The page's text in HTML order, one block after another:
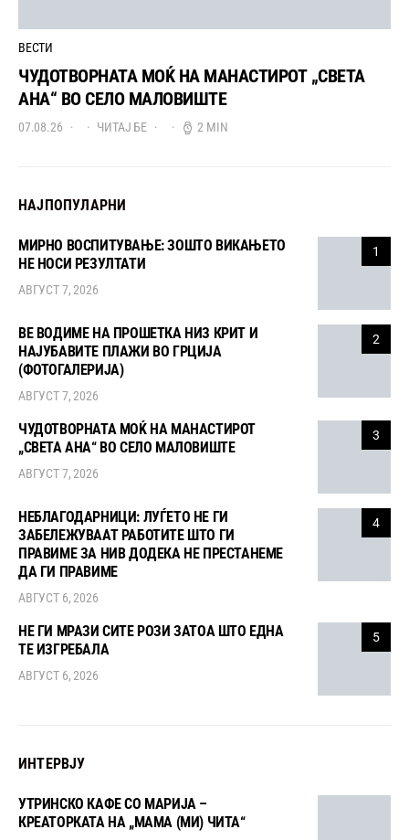
ВЕСТИ
ЧУДОТВОРНАТА МОЌ НА МАНАСТИРОТ „СВЕТА
АНА“ ВО СЕЛО МАЛОВИШТЕ
07.08.26 ЧИТАЈ БЕ 2 MIN
НАЈПОПУЛАРНИ
1
МИРНО ВОСПИТУВАЊЕ: ЗОШТО ВИКАЊЕТО
НЕ НОСИ РЕЗУЛТАТИ
АВГУСТ 7, 2026
2
ВЕ ВОДИМЕ НА ПРОШЕТКА НИЗ КРИТ И
НАЈУБАВИТЕ ПЛАЖИ ВО ГРЦИЈА
(ФОТОГАЛЕРИЈА)
АВГУСТ 7, 2026
3
ЧУДОТВОРНАТА МОЌ НА МАНАСТИРОТ
„СВЕТА АНА“ ВО СЕЛО МАЛОВИШТЕ
АВГУСТ 7, 2026
4
НЕБЛАГОДАРНИЦИ: ЛУЃЕТО НЕ ГИ
ЗАБЕЛЕЖУВААТ РАБОТИТЕ ШТО ГИ
ПРАВИМЕ ЗА НИВ ДОДЕКА НЕ ПРЕСТАНЕМЕ
ДА ГИ ПРАВИМЕ
АВГУСТ 6, 2026
5
НЕ ГИ МРАЗИ СИТЕ РОЗИ ЗАТОА ШТО ЕДНА
ТЕ ИЗГРЕБАЛА
АВГУСТ 6, 2026
ИНТЕРВЈУ
УТРИНСКО КАФЕ СО МАРИЈА –
КРЕАТОРКАТА НА „МАМА (МИ) ЧИТА“